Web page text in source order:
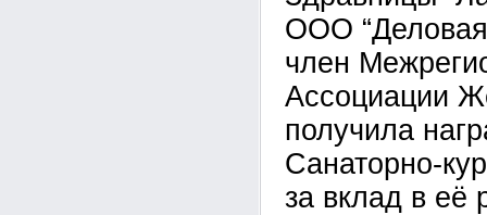
ООО
член
Ассоциации
получила
Санаторно-
за вклад в её